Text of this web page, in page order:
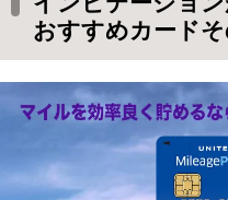
おすすめカードそ